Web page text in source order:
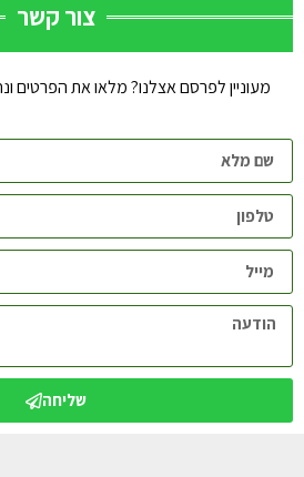
צור קשר
מעוניין לפרסם אצלנו? מלאו את הפרטים
שליחה